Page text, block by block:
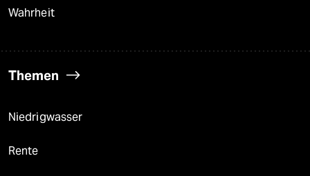
Wahrheit
Themen
Niedrigwasser
Rente